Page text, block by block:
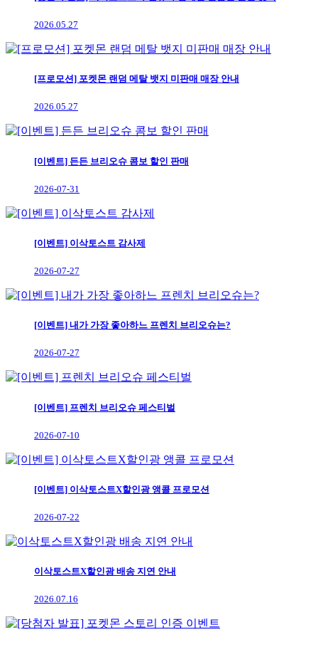
2026.05.27
[프로모션] 포켓몬 랜덤 메탈 뱃지 미판매 매장 안내
2026.05.27
[이벤트] 든든 브리오슈 콤보 할인 판매
2026-07-31
[이벤트] 이삭토스트 감사제
2026-07-27
[이벤트] 내가 가장 좋아하느 프렌치 브리오슈는?
2026-07-27
[이벤트] 프렌치 브리오슈 페스티벌
2026-07-10
[이벤트] 이삭토스트X할인광 앵콜 프로모션
2026-07-22
이삭토스트X할인광 배송 지연 안내
2026.07.16